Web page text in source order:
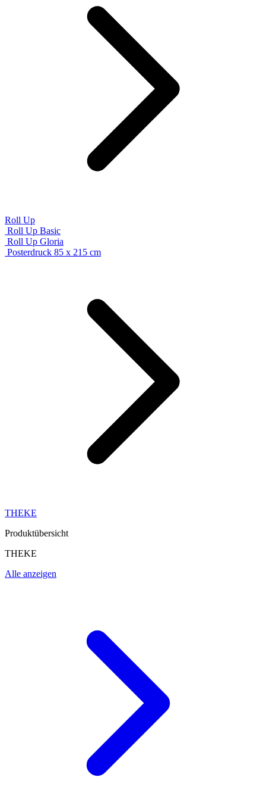
Roll Up
Roll Up Basic
Roll Up Gloria
Posterdruck 85 x 215 cm
THEKE
Produktübersicht
THEKE
Alle anzeigen